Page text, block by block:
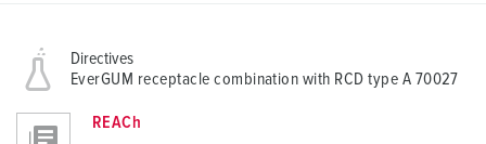
Directives
EverGUM receptacle combination with RCD type A 70027
REACh